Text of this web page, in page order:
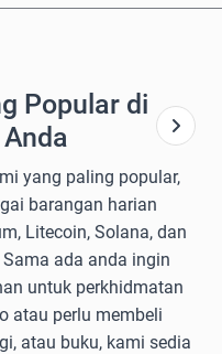
Popular di
yang paling popular,
barangan harian
Litecoin, Solana, dan
ada anda ingin
untuk perkhidmatan
atau perlu membeli
atau buku, kami sedia